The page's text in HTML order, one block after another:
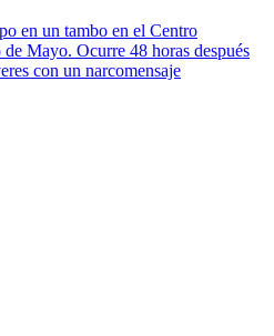
en un tambo en el Centro
Mayo. Ocurre 48 horas después
con un narcomensaje